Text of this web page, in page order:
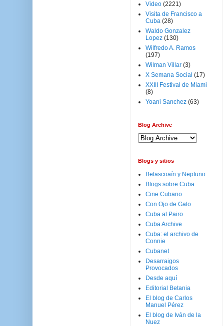
Video (2221)
Visita de Francisco a
Cuba (28)
Waldo Gonzalez
Lopez (130)
Wilfredo A. Ramos
(197)
Wilman Villar (3)
X Semana Social (17)
XXIII Festival de Miami
(8)
Yoani Sanchez (63)
Blog Archive
Blogs y sitios
Belascoaín y Neptuno
Blogs sobre Cuba
Cine Cubano
Con Ojo de Gato
Cuba al Pairo
Cuba Archive
Cuba: el archivo de
Connie
Cubanet
Desarraigos
Provocados
Desde aquí
Editorial Betania
El blog de Carlos
Manuel Pérez
El blog de Iván de la
Nuez